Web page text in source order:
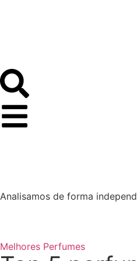
Analisamos de forma
Melhores Perfumes